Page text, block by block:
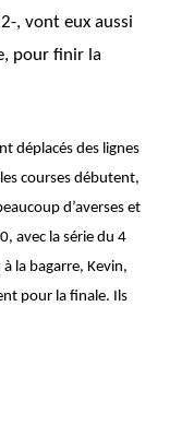
, vont eux aussi
pour finir la
déplacés des lignes
courses débutent,
d’averses et
avec la série du 4
la bagarre, Kevin,
pour la finale. Ils